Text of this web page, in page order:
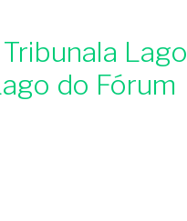
Lago
do Fórum